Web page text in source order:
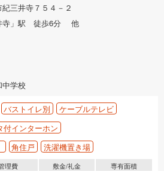
三井寺７５４－２
寺」駅 徒歩6分 他
学校
バストイレ別
ケーブルテレビ
付インターホン
角住戸 洗濯機置き場
理費 敷金/礼金 専有面積